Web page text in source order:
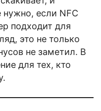
нужно, если NFC
подходит для
это не только
не заметил. В
для тех, кто